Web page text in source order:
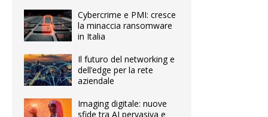
Cybercrime e PMI: cresce
la minaccia ransomware
in Italia
Il futuro del networking e
dell’edge per la rete
aziendale
Imaging digitale: nuove
sfide tra AI pervasiva e